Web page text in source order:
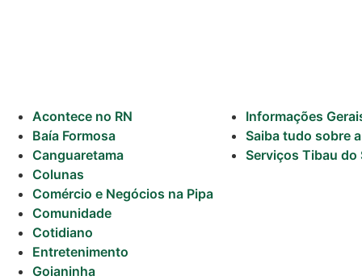
Acontece no RN
Baía Formosa
Canguaretama
Colunas
Comércio e Negócios na Pipa
Comunidade
Cotidiano
Entretenimento
Goianinha
Informações
Saiba tudo sobre
Serviços Tibau do